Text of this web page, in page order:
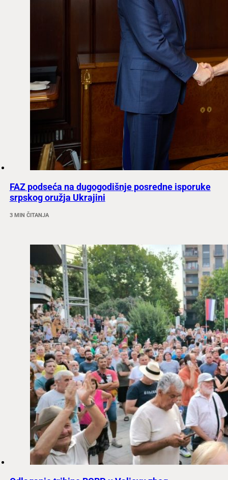
FAZ podseća na dugogodišnje posredne isporuke
srpskog oružja Ukrajini
3 MIN ČITANJA